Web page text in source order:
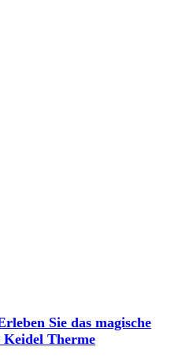
Sie das magische
Therme